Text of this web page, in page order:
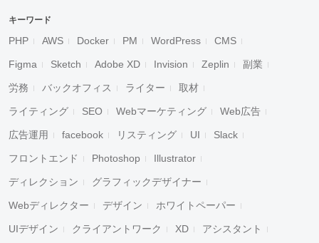
キーワード
PHP AWS Docker PM WordPress CMS
Figma Sketch Adobe XD Invision Zeplin 副業
労務 バックオフィス ライター 取材
ライティング SEO Webマーケティング Web広告
広告運用 facebook リスティング UI Slack
フロントエンド Photoshop Illustrator
ディレクション グラフィックデザイナー
Webディレクター デザイン ホワイトペーパー
UIデザイン クライアントワーク XD アシスタント